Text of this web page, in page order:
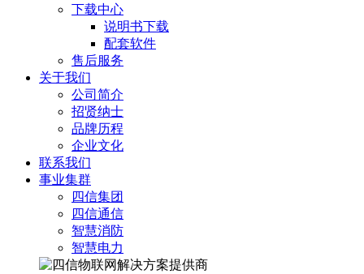
下载中心
说明书下载
配套软件
售后服务
关于我们
公司简介
招贤纳士
品牌历程
企业文化
联系我们
事业集群
四信集团
四信通信
智慧消防
智慧电力